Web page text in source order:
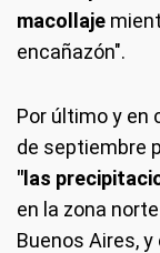
macollaje
encañazón".
Por último y en
de septiembre
"las
en la zona
Buenos Aires,